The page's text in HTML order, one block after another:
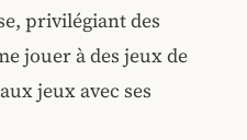
privilégiant des
jouer à des jeux de
jeux avec ses